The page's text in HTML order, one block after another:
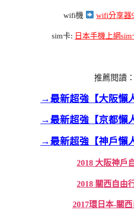
wifi機 wifi分享器
sim卡: 日本手機上網sim
推薦閱讀：
→最新超強【大阪懶
→最新超強【京都懶
→最新超強【神戶懶
2018 大阪神戶
2018 關西自由
2017環日本-關